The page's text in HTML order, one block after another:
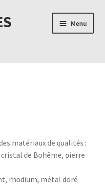
Menu
matériaux de qualités :
de Bohême, pierre
rhodium, métal doré